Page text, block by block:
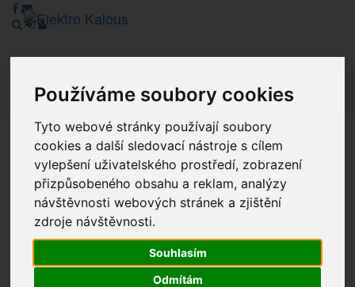
Používáme soubory cookies
Tyto webové stránky používají soubory
cookies a další sledovací nástroje s cílem
vylepšení uživatelského prostředí, zobrazení
přizpůsobeného obsahu a reklam, analýzy
návštěvnosti webových stránek a zjištění
zdroje návštěvnosti.
Souhlasím
Odmítám
Vážení zákazníci, v tuto chvíli je Náš internetový obchod v
režimu Katalogu. Objednávky on-line nyní nelze vyřídit.
Děkujeme za pochopení.